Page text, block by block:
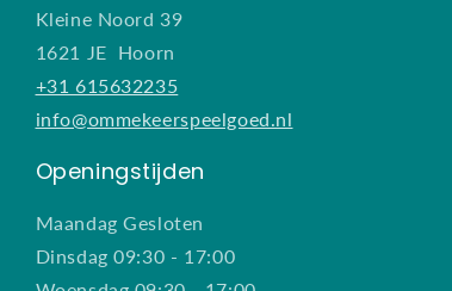
Kleine Noord 39
1621 JE Hoorn
+31 615632235
info@ommekeerspeelgoed.nl
Openingstijden
Maandag Gesloten
Dinsdag 09:30 - 17:00